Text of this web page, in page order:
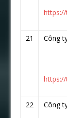
21 Công
22 Công